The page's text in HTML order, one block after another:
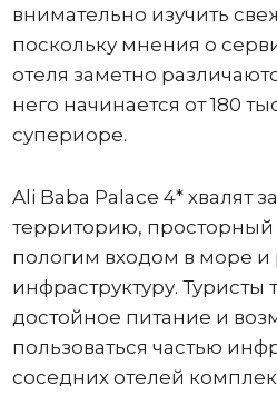
внимательно изучить
поскольку мнения о
отеля заметно
него начинается от 180
супериоре.
Ali Baba Palace 4* хвалят
территорию,
пологим входом в море и
инфраструктуру. Туристы
достойное питание и
пользоваться частью
соседних отелей